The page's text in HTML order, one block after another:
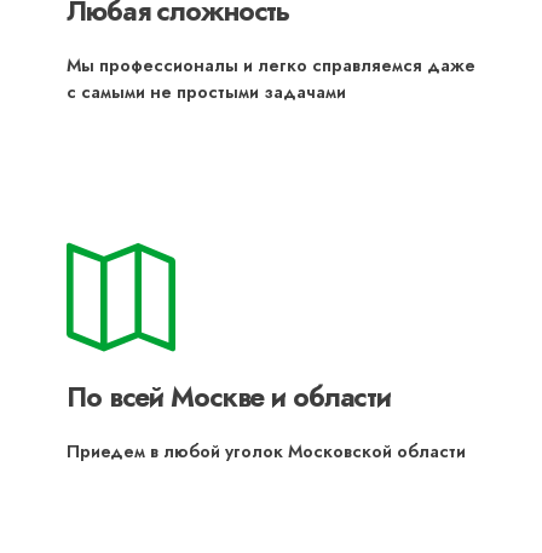
Любая сложность
Мы профессионалы и легко справляемся даже
с самыми не простыми задачами
По всей Москве и области
Приедем в любой уголок Московской области